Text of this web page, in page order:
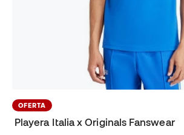
OFERTA
Playera Italia x Originals Fanswear